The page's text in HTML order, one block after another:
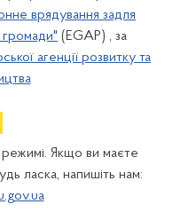
врядування задля
громади" (EGAP) , за
агенції розвитку та
Якщо ви маєте
ласка, напишіть нам: